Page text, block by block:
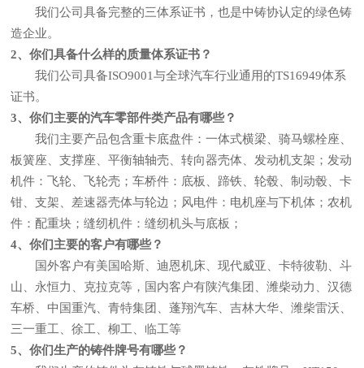
我们公司具备完整的三体系证书，也是中铸协认定的绿色铸
造企业。
2、你们具备什么样的质量体系证书？
我们公司具备ISO9001与全球汽车行业通用的TS16949体系
证书。
3、你们主要的汽车零部件类产品有哪些？
我们主要产品包含重卡底盘件：一体式横梁、骑马螺栓座、
板簧座、支撑座、平衡轴轴壳、转向器壳体、发动机支架；发动
机件：飞轮、飞轮壳；车桥件：底板、蹄铁、轮毂、制动毂、卡
钳、支架、差速器壳体与轮边；风电件：电机座与下机体；农机
件：配重块；缝纫机件：缝纫机头与底板；
4、你们主要的客户有哪些？
国外客户有美国哈斯、迪恩机床、现代威亚、卡特彼勒、斗
山、永恒力、克拉克等，国内客户有陕汽集团、潍柴动力、汉德
车桥、中国重汽、青特集团、蓬翔汽车、吉林大华、潍柴雷沃、
三一重工、徐工、柳工、临工等
5、你们生产的铸件牌号有哪些？